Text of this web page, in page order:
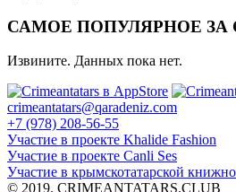
САМОЕ ПОПУЛЯРНОЕ ЗА
Извините. Данных пока нет.
crimeantatars@qaradeniz.com
+7 (978) 208-56-55
Участие в проекте Khalide Fashion
Участие в проекте Сanli Ses
Участие в крымскотатарской
© 2019. CRIMEANTATARS.CLUB